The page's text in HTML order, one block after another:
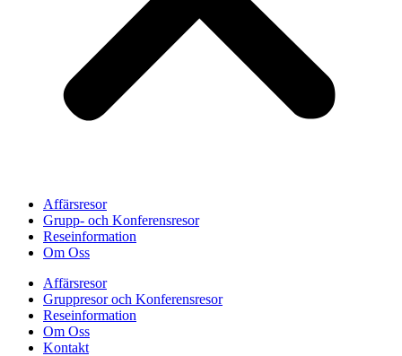
Affärsresor
Grupp- och Konferensresor
Reseinformation
Om Oss
Affärsresor
Gruppresor och Konferensresor
Reseinformation
Om Oss
Kontakt